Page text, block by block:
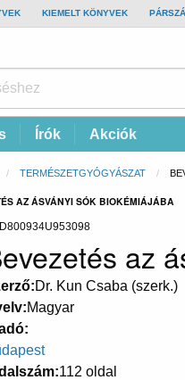
KIEMELT KÖNYVEK
Írók Akciók
TERMÉSZETGYÓGYÁSZAT
AZ ÁSVÁNYI SÓK BIOKÉMIÁJÁBA
az
Dr. Kun Csaba (szerk.)
Magyar
112 oldal